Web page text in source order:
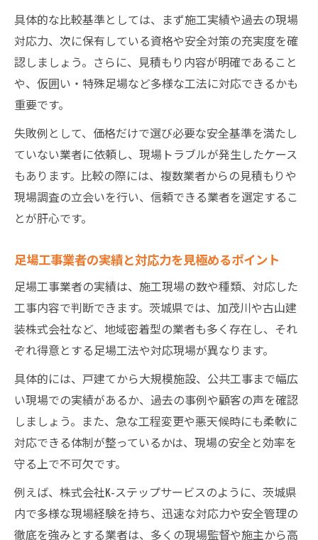
具体的な比較基準としては、まず施工実績や過去の現場
対応力、次に保有している資格や安全対策の充実度を確
認しましょう。さらに、見積もり内容が明確であること
や、仮囲い・特殊足場など多様な工法に対応できるかも
重要です。
失敗例として、価格だけで選び必要な安全基準を満たし
ていない業者に依頼し、現場トラブルが発生したケース
もあります。比較の際には、複数業者からの見積もりや
現場調査の立会いを行い、信頼できる業者を選定するこ
とが肝心です。
足場工事業者の実績と対応力を見極めるポイント
足場工事業者の実績は、施工現場の数や種類、対応した
工事内容で判断できます。茨城県では、加茂川や古山建
装株式会社など、地域密着型の業者も多く存在し、それ
ぞれ得意とする足場工法や対応現場が異なります。
具体的には、戸建てから大規模施設、公共工事まで幅広
い現場での実績があるか、過去の事例や顧客の声を確認
しましょう。また、急な工程変更や悪天候時にも柔軟に
対応できる体制が整っているかは、現場の安全と効率を
守る上で不可欠です。
例えば、株式会社K-ステップサービスのように、茨城県
内で多様な現場経験を持ち、迅速な対応力や安全管理の
徹底を強みとする業者は、多くの現場監督や施主から高